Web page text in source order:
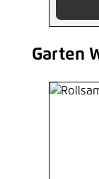
Garten